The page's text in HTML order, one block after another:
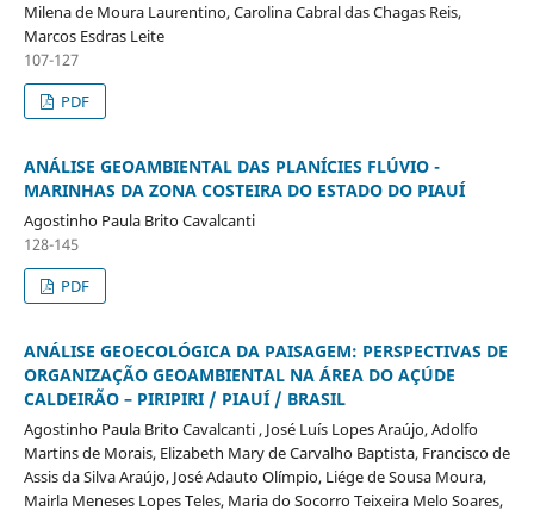
Milena de Moura Laurentino, Carolina Cabral das Chagas Reis,
Marcos Esdras Leite
107-127
PDF
ANÁLISE GEOAMBIENTAL DAS PLANÍCIES FLÚVIO -
MARINHAS DA ZONA COSTEIRA DO ESTADO DO PIAUÍ
Agostinho Paula Brito Cavalcanti
128-145
PDF
ANÁLISE GEOECOLÓGICA DA PAISAGEM: PERSPECTIVAS DE
ORGANIZAÇÃO GEOAMBIENTAL NA ÁREA DO AÇÚDE
CALDEIRÃO – PIRIPIRI / PIAUÍ / BRASIL
Agostinho Paula Brito Cavalcanti , José Luís Lopes Araújo, Adolfo
Martins de Morais, Elizabeth Mary de Carvalho Baptista, Francisco de
Assis da Silva Araújo, José Adauto Olímpio, Liége de Sousa Moura,
Mairla Meneses Lopes Teles, Maria do Socorro Teixeira Melo Soares,